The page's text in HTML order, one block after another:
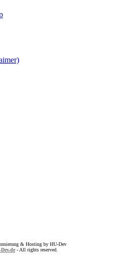
& Hosting by HU-Dev
- All rights reserved.